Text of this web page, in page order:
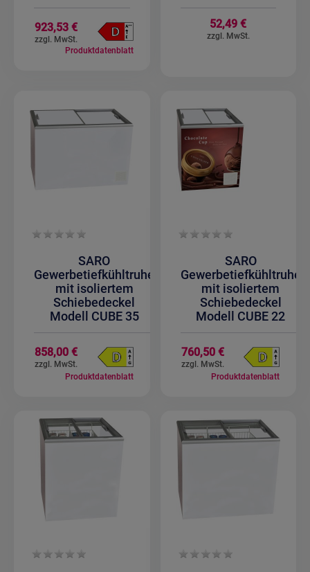
923,53 €
Produktdatenblatt
52,49 €
SARO
Gewerbetiefkühltruhe
mit isoliertem
Schiebedeckel
Modell CUBE 35
858,00 €
Produktdatenblatt
SARO
Gewerbetiefkühltruhe
mit isoliertem
Schiebedeckel
Modell CUBE 22
760,50 €
Produktdatenblatt